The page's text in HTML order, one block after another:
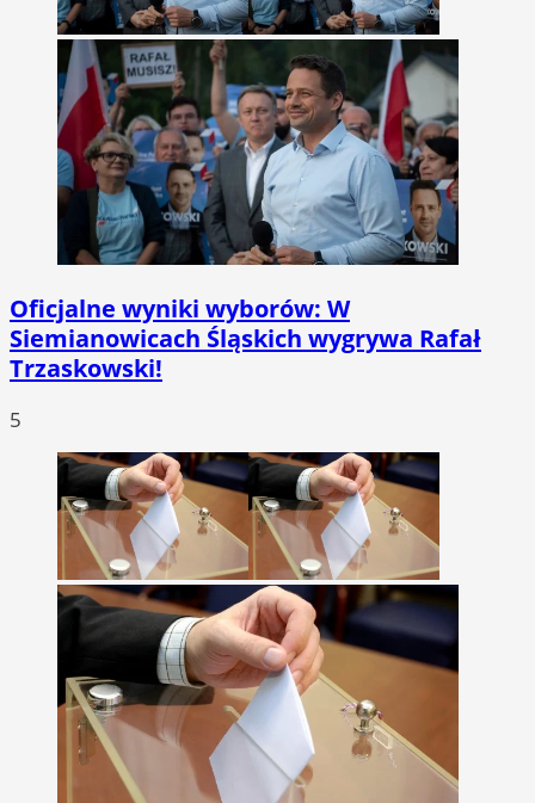
Oficjalne wyniki wyborów: W
Siemianowicach Śląskich wygrywa Rafał
Trzaskowski!
5